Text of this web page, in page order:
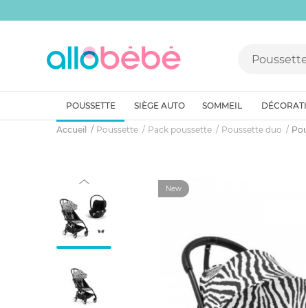
POUSSETTE SIÈGE AUTO SOMMEIL
Accueil Poussette Pack poussette Poussette duo
New